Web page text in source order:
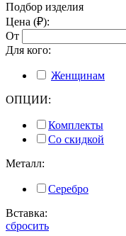
Подбор изделия
Цена (₽):
От
Для кого:
Женщинам
ОПЦИИ:
Комплекты
Со скидкой
Металл:
Серебро
Вставка:
сбросить